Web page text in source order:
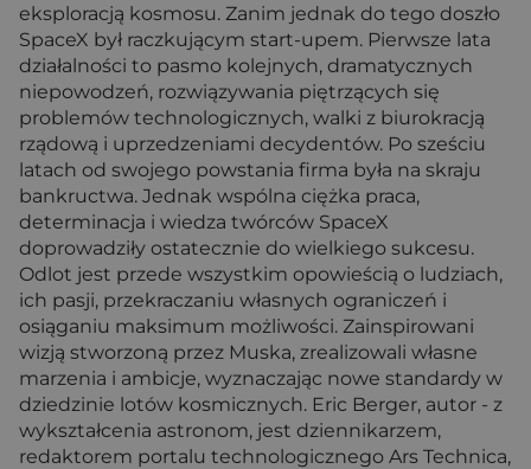
eksploracją kosmosu. Zanim jednak do tego doszło
SpaceX był raczkującym start-upem. Pierwsze lata
działalności to pasmo kolejnych, dramatycznych
niepowodzeń, rozwiązywania piętrzących się
problemów technologicznych, walki z biurokracją
rządową i uprzedzeniami decydentów. Po sześciu
latach od swojego powstania firma była na skraju
bankructwa. Jednak wspólna ciężka praca,
determinacja i wiedza twórców SpaceX
doprowadziły ostatecznie do wielkiego sukcesu.
Odlot jest przede wszystkim opowieścią o ludziach,
ich pasji, przekraczaniu własnych ograniczeń i
osiąganiu maksimum możliwości. Zainspirowani
wizją stworzoną przez Muska, zrealizowali własne
marzenia i ambicje, wyznaczając nowe standardy w
dziedzinie lotów kosmicznych. Eric Berger, autor - z
wykształcenia astronom, jest dziennikarzem,
redaktorem portalu technologicznego Ars Technica,